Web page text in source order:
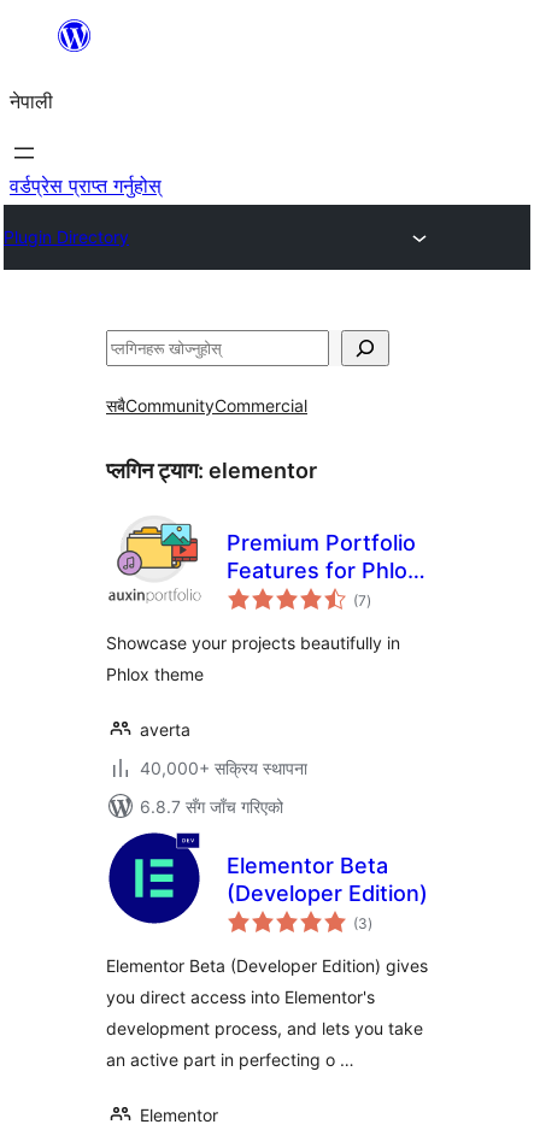
सामग्रीमा
नेपाली
वर्डप्रेस प्राप्त गर्नुहोस्
Plugin Directory
खोज्नुहोस्
सबैCommunityCommercial
प्लगिन ट्याग: elementor
Premium Portfolio
Features for Phlox
theme
(7कुल
रेटिङ्गहरू
)
Showcase your projects beautifully in
Phlox theme
averta
40,000+ सक्रिय स्थापना
6.8.7 सँग जाँच गरिएको
Elementor Beta
(Developer Edition)
(3कुल
रेटिङ्गहरू
)
Elementor Beta (Developer Edition) gives
you direct access into Elementor's
development process, and lets you take
an active part in perfecting o …
Elementor